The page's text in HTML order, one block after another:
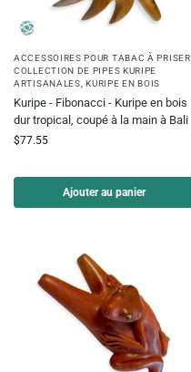
ACCESSOIRES POUR TABAC À PRISER
COLLECTION DE PIPES KURIPE
ARTISANALES ,KURIPE EN BOIS
Kuripe - Fibonacci - Kuripe en bois
dur tropical, coupé à la main à Bali
$77.55
Ajouter au panier